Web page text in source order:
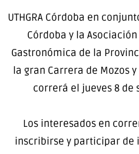
UTHGRA Córdoba en
Córdoba y la
Gastronómica de la
la gran Carrera de Mozos
correrá el jueves 8 de
Los interesados en
inscribirse y participar de